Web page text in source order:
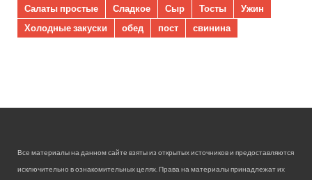
Салаты простые
Сладкое Сыр Тосты
Ужин
Холодные закуски
обед пост свинина
Все материалы на данном сайте взяты из открытых источников и предоставляются
исключительно в ознакомительных целях. Права на материалы принадлежат их